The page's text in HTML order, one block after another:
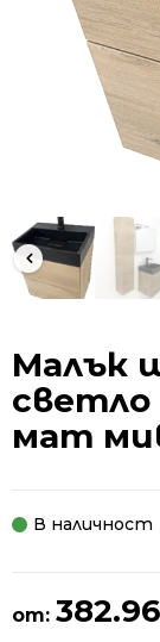
Малък
светло
мат
В наличност
от: 382.96